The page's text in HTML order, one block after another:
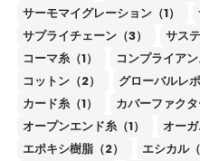
サーモマイグレーション（1）
サプライチェーン（3）
サス
コーマ糸（1）
コンプライアン
コットン（2）
グローバルレ
カード糸（1）
カバーファクタ
オープンエンド糸（1）
オーガ
エポキシ樹脂（2）
エシカル（